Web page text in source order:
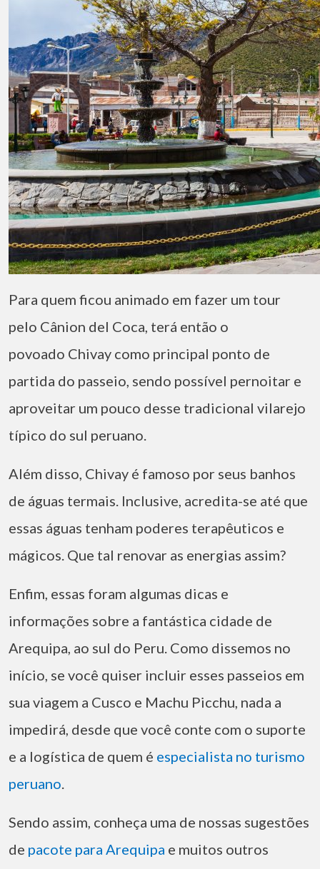
Para quem ficou animado em fazer um tour
pelo Cânion del Coca, terá então o
povoado Chivay como principal ponto de
partida do passeio, sendo possível pernoitar e
aproveitar um pouco desse tradicional vilarejo
típico do sul peruano.
Além disso, Chivay é famoso por seus banhos
de águas termais. Inclusive, acredita-se até que
essas águas tenham poderes terapêuticos e
mágicos. Que tal renovar as energias assim?
Enfim, essas foram algumas dicas e
informações sobre a fantástica cidade de
Arequipa, ao sul do Peru. Como dissemos no
início, se você quiser incluir esses passeios em
sua viagem a Cusco e Machu Picchu, nada a
impedirá, desde que você conte com o suporte
e a logística de quem é especialista no turismo
peruano.
Sendo assim, conheça uma de nossas sugestões
de pacote para Arequipa e muitos outros